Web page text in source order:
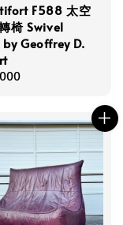
F588 太空
椅 Swivel
by Geoffrey D.